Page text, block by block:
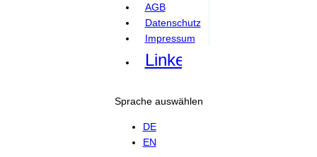
AGB
Datenschutz
Impressum
Linkedin
Sprache auswählen
DE
EN